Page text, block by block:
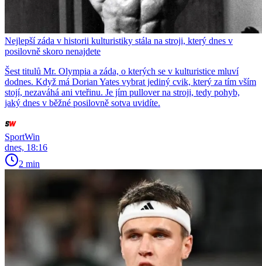
Nejlepší záda v historii kulturistiky stála na stroji, který dnes v
posilovně skoro nenajdete
Šest titulů Mr. Olympia a záda, o kterých se v kulturistice mluví
dodnes. Když má Dorian Yates vybrat jediný cvik, který za tím vším
stojí, nezaváhá ani vteřinu. Je jím pullover na stroji, tedy pohyb,
jaký dnes v běžné posilovně sotva uvidíte.
SportWin
dnes, 18:16
2 min